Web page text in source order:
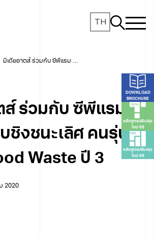
TH
DOWNLOAD
BROCHURE
หลักสูตรปรับปรุง
ใหม่ 68
หลักสูตรปรับปรุง
ใหม่ 68
มีเดียอาตส์ ร่วมกับ ซีพีแรม ตัดสินรอบชิงชนะเลิศ คนรุ่นใหม่ไร้ Food Waste ปี 3
ส์ ร่วมกับ ซีพีแรม
ชิงชนะเลิศ คนรุ่น
Waste ปี 3
2020